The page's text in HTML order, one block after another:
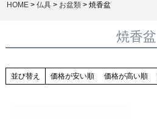
HOME 仏具 お盆類 焼香盆
焼香盆
並び替え 価格が安い順 価格が高い順